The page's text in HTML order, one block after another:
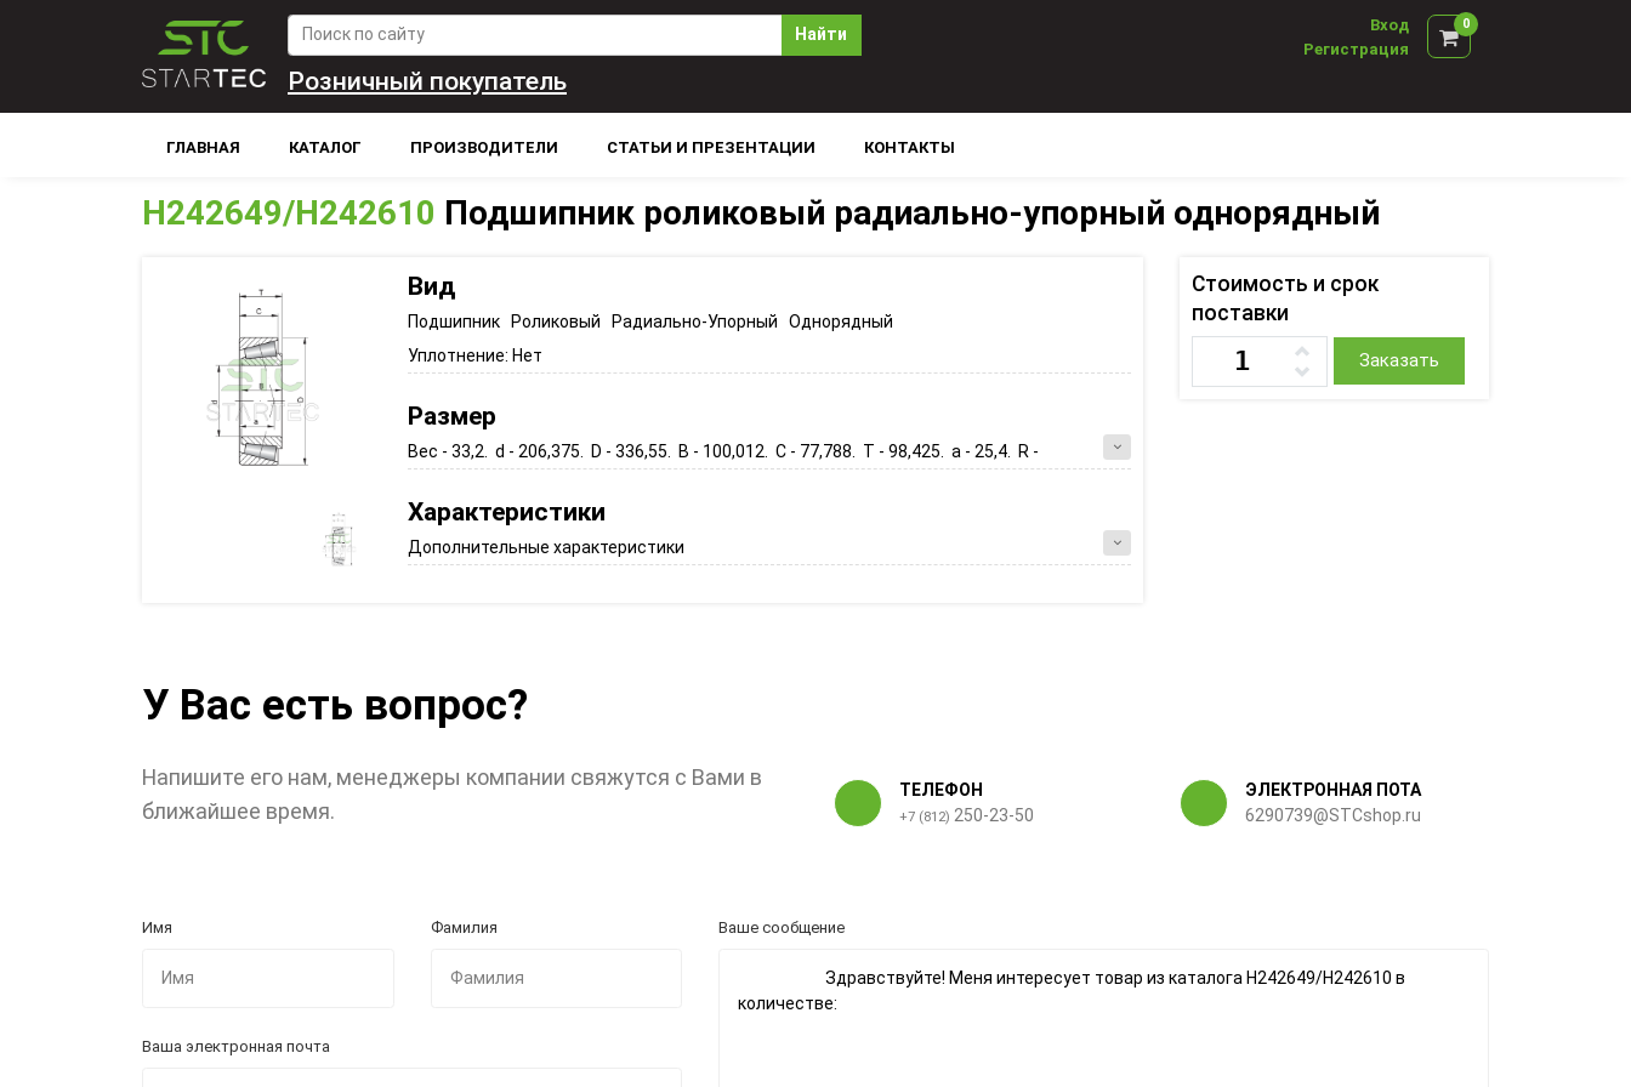
Найти
Вход
Регистрация
0
Розничный покупатель
ГЛАВНАЯ КАТАЛОГ ПРОИЗВОДИТЕЛИ СТАТЬИ И ПРЕЗЕНТАЦИИ КОНТАКТЫ
H242649/H242610 Подшипник роликовый радиально-упорный однорядный
Вид
Подшипник Роликовый Радиально-Упорный Однорядный
Уплотнение: Нет
Размер
Вес - 33,2. d - 206,375. D - 336,55. B - 100,012. C - 77,788. T - 98,425. a - 25,4. R -
Характеристики
Дополнительные характеристики
Стоимость и срок
поставки
Заказать
У Вас есть вопрос?
Напишите его нам, менеджеры компании свяжутся с Вами в
ближайшее время.
ТЕЛЕФОН
+7 (812) 250-23-50
ЭЛЕКТРОННАЯ ПОТА
6290739@STCshop.ru
Имя Фамилия
Ваша электронная почта
Ваше сообщение